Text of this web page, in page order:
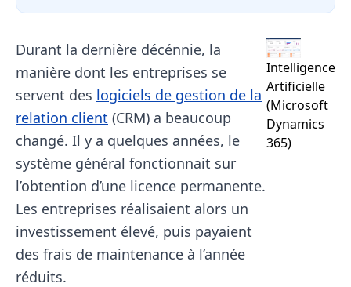
Durant la dernière décénnie, la
manière dont les entreprises se
servent des logiciels de gestion de la
relation client (CRM) a beaucoup
changé. Il y a quelques années, le
système général fonctionnait sur
l’obtention d’une licence permanente.
Les entreprises réalisaient alors un
investissement élevé, puis payaient
des frais de maintenance à l’année
réduits.
Intelligence
Artificielle
(Microsoft
Dynamics
365)​